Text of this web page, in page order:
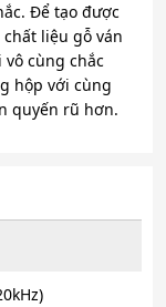
Để tạo được
liệu gỗ ván
vô cùng chắc
hộp với cùng
quyến rũ hơn.